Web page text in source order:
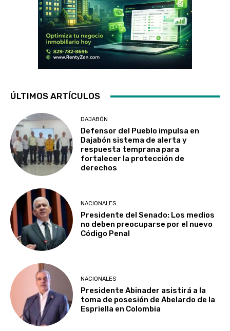
ÚLTIMOS ARTÍCULOS
DAJABÓN
Defensor del Pueblo impulsa en
Dajabón sistema de alerta y
respuesta temprana para
fortalecer la protección de
derechos
NACIONALES
Presidente del Senado: Los medios
no deben preocuparse por el nuevo
Código Penal
NACIONALES
Presidente Abinader asistirá a la
toma de posesión de Abelardo de la
Espriella en Colombia